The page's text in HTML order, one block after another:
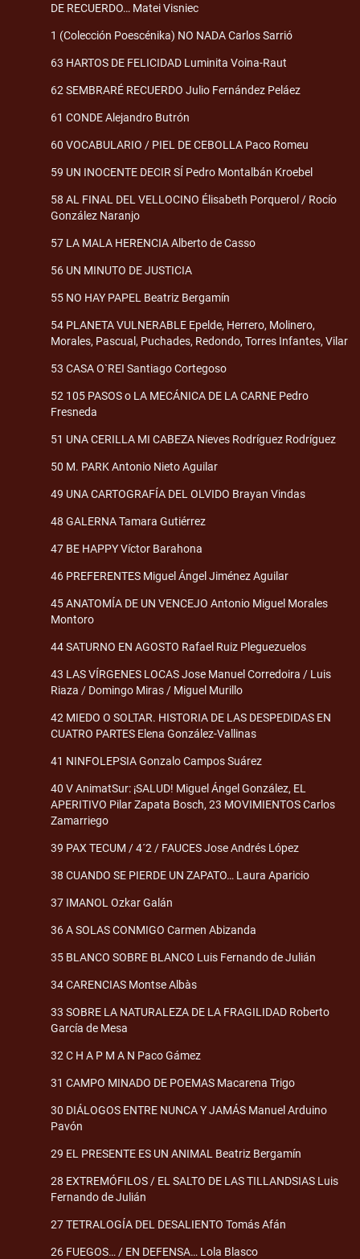
DE RECUERDO… Matei Visniec
1 (Colección Poescénika) NO NADA Carlos Sarrió
63 HARTOS DE FELICIDAD Luminita Voina-Raut
62 SEMBRARÉ RECUERDO Julio Fernández Peláez
61 CONDE Alejandro Butrón
60 VOCABULARIO / PIEL DE CEBOLLA Paco Romeu
59 UN INOCENTE DECIR SÍ Pedro Montalbán Kroebel
58 AL FINAL DEL VELLOCINO Élisabeth Porquerol / Rocío
González Naranjo
57 LA MALA HERENCIA Alberto de Casso
56 UN MINUTO DE JUSTICIA
55 NO HAY PAPEL Beatriz Bergamín
54 PLANETA VULNERABLE Epelde, Herrero, Molinero,
Morales, Pascual, Puchades, Redondo, Torres Infantes, Vilar
53 CASA O`REI Santiago Cortegoso
52 105 PASOS o LA MECÁNICA DE LA CARNE Pedro
Fresneda
51 UNA CERILLA MI CABEZA Nieves Rodríguez Rodríguez
50 M. PARK Antonio Nieto Aguilar
49 UNA CARTOGRAFÍA DEL OLVIDO Brayan Vindas
48 GALERNA Tamara Gutiérrez
47 BE HAPPY Víctor Barahona
46 PREFERENTES Miguel Ángel Jiménez Aguilar
45 ANATOMÍA DE UN VENCEJO Antonio Miguel Morales
Montoro
44 SATURNO EN AGOSTO Rafael Ruiz Pleguezuelos
43 LAS VÍRGENES LOCAS Jose Manuel Corredoira / Luis
Riaza / Domingo Miras / Miguel Murillo
42 MIEDO O SOLTAR. HISTORIA DE LAS DESPEDIDAS EN
CUATRO PARTES Elena González-Vallinas
41 NINFOLEPSIA Gonzalo Campos Suárez
40 V AnimatSur: ¡SALUD! Miguel Ángel González, EL
APERITIVO Pilar Zapata Bosch, 23 MOVIMIENTOS Carlos
Zamarriego
39 PAX TECUM / 4´2 / FAUCES Jose Andrés López
38 CUANDO SE PIERDE UN ZAPATO… Laura Aparicio
37 IMANOL Ozkar Galán
36 A SOLAS CONMIGO Carmen Abizanda
35 BLANCO SOBRE BLANCO Luis Fernando de Julián
34 CARENCIAS Montse Albàs
33 SOBRE LA NATURALEZA DE LA FRAGILIDAD Roberto
García de Mesa
32 C H A P M A N Paco Gámez
31 CAMPO MINADO DE POEMAS Macarena Trigo
30 DIÁLOGOS ENTRE NUNCA Y JAMÁS Manuel Arduino
Pavón
29 EL PRESENTE ES UN ANIMAL Beatriz Bergamín
28 EXTREMÓFILOS / EL SALTO DE LAS TILLANDSIAS Luis
Fernando de Julián
27 TETRALOGÍA DEL DESALIENTO Tomás Afán
26 FUEGOS… / EN DEFENSA… Lola Blasco